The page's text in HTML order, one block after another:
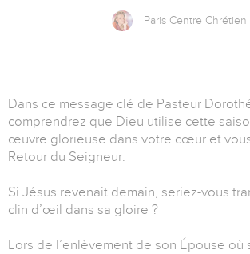
Paris Centre Chrétien
Dans ce message clé de Pasteur
comprendrez que Dieu utilise cette
œuvre glorieuse dans votre cœur et
Retour du Seigneur.
Si Jésus revenait demain, seriez-vous
clin d’œil dans sa gloire ?
Lors de l’enlèvement de son Épouse où